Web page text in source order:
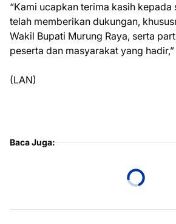
“Kami ucapkan terima kasih kepada
telah memberikan dukungan,
Wakil Bupati Murung Raya, serta
peserta dan masyarakat yang
(LAN)
Baca Juga: